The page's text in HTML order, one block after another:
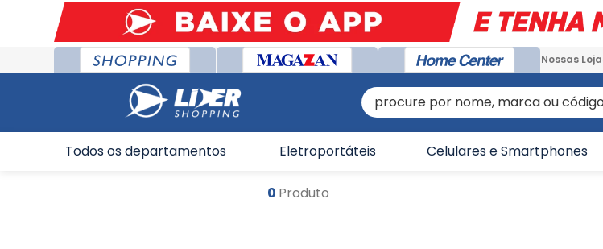
Nossas
procure por nome, marca ou código...
Todos os departamentos Eletroportáteis Celulares e Smartphones
0 Produto